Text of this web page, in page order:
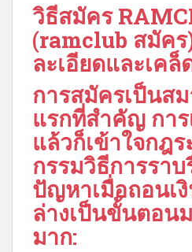
วิธีสมัคร
(ramclub สมัค
ละเอียดและเคล็
การสมัครเป็นส
แรกที่สำคัญ กา
แล้วก็เข้าใจกฎ
กรรมวิธีการรา
ปัญหาเมื่อถอนเ
ล่างเป็นขั้นตอน
มาก: